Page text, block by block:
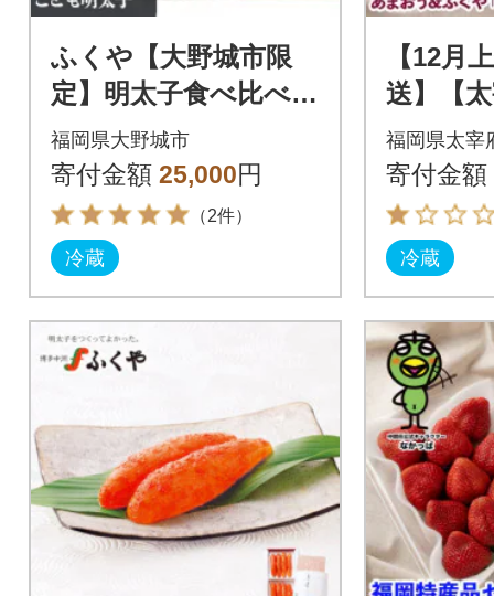
ふくや【大野城市限
定】明太子食べ比べセ
ット
福岡県大野城市
寄付金額 25,000円
（2件）
冷蔵
【12月
送】【
物「あ
や「味
福岡県太宰
寄付金額
冷蔵